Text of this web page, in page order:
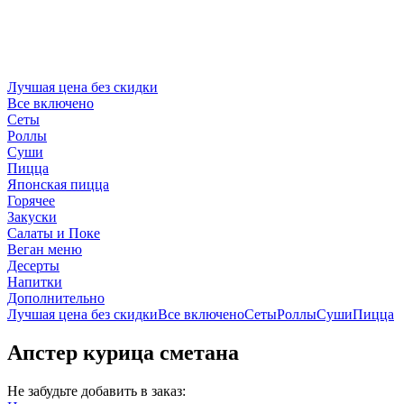
Лучшая цена без скидки
Все включено
Сеты
Роллы
Суши
Пицца
Японская пицца
Горячее
Закуски
Салаты и Поке
Веган меню
Десерты
Напитки
Дополнительно
Лучшая цена без скидкиВсе включеноСетыРоллыСушиПицца
Апстер курица сметана
Не забудьте добавить в заказ: